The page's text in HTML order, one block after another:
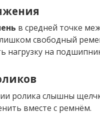
в средней точке
свободный
нагрузку на
ролика слышны
вместе с ремнём.